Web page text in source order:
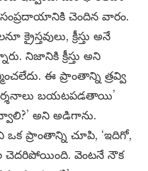
చెందిన వారం.
క్రీస్తు అనే
నిజానికి క్రీస్తు అని
ఈ ప్రాంతాన్ని త్రవ్వి
బయటపడతాయి’
అని అడిగాను.
ప్రాంతాన్ని చూపి, ‘ఇదిగో,
చెదరిపోయింది. వెంటనే నౌక